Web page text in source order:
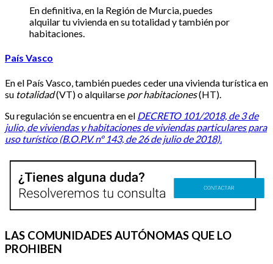
En definitiva, en la Región de Murcia, puedes
alquilar tu vivienda en su totalidad y también por
habitaciones.
País Vasco
En el País Vasco, también puedes ceder una vivienda turística en
su totalidad(VT) o alquilarse por habitaciones(HT).
Su regulación se encuentra en el DECRETO 101/2018, de 3 de
julio, de viviendas y habitaciones de viviendas particulares para
uso turístico (B.O.P.V. nº 143, de 26 de julio de 2018).
LAS COMUNIDADES AUTÓNOMAS QUE LO
PROHIBEN